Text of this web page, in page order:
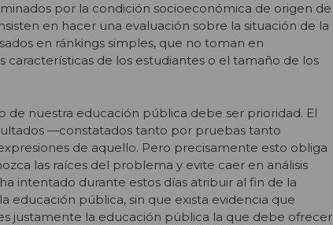
por la condición socioeconómica de origen de
en hacer una evaluación sobre la situación de la
en ránkings simples, que no toman en
características de los estudiantes o el tamaño de los
nuestra educación pública debe ser prioridad. El
—constatados tanto por pruebas tanto
de aquello. Pero precisamente esto obliga
las raíces del problema y evite caer en análisis
intentado durante estos días atribuir al fin de la
educación pública, sin que exista evidencia que
justamente la educación pública la que debe ofrecer